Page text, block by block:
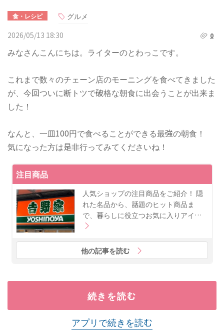
食・レシピ
グルメ
2026/05/13 18:30
0
みなさんこんにちは。ライターのとわっこです。
これまで数々のチェーン店のモーニングを食べてきました
が、今回ついに断トツで破格な朝食に出会うことが出来ま
した！
​なんと、一皿100円で食べることができる最強の朝食！
気になった方は是非行ってみてくださいね！
注目商品
人気ショップの注目商品をご紹介！ 隠
れた名品から、話題のヒット商品ま
で、暮らしに役立つお気に入りアイ…
他の記事を読む
続きを読む
アプリで続きを読む